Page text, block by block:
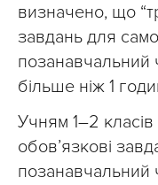
визначено, що
завдань для
позанавчальний
більше ніж 1
Учням 1–2
обов’язкові
позанавчальний